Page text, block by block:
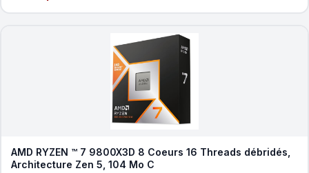
AMD RYZEN ™ 7 9800X3D 8 Coeurs 16 Threads débridés,
Architecture Zen 5, 104 Mo C